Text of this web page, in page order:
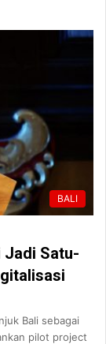
BALI
Jadi Satu-
Bali sebagai
pilot project